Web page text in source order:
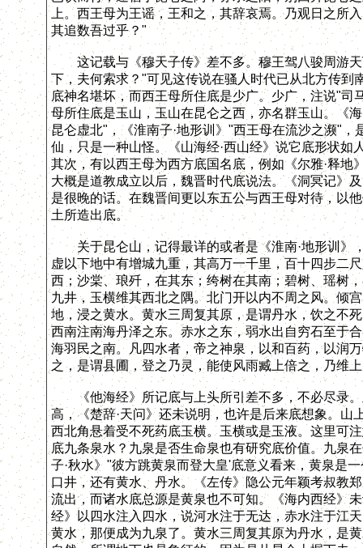
上。西王母为王谣，王和之，其辞哀焉。乃观日之所
其追数吾过乎？"
这记载与《穆天子传》差不多。穆王驾八骏周游天
下，夫何索求？"可见这传说在骚人时代已从北方传到
底神名堪坏，而西王母所住底是少广。少广，注说"司
母所住底是玉山，玉山在昆仑之西，亦名群玉山。《
昆仑虚北"，《淮南子·地形训》"西王母在流沙之濒"
仙，只是一种山怪。《山海经·西山经》说它底形状
其次，有以西王母为西方底国名底，例如《尔雅·释
大概是道教成立以后，魏晋时代底说法。《洞冥记》
是很晚的话。在魏晋间更以东五公与西王母对待，以
土所造出底。
关于昆仑山，记得最详的或者是《淮南·地形训》，
虚以下地中有增城九重，其高万一千里，百十四步二
西；沙棠、琅歼，在其东；绔树在其南；碧树、瑶树
九井，玉横维其西北之隅。北门开以内不周之风。倾
地，浸之黄水。黄水三周复其原，是谓丹水，饮之不
西南注南海丹泽之东。赤水之东，弱水出自穷石至于
海羽民之南。凡四水者，帝之神泉，以和百药，以润
之，是谓县圃，登之乃灵，能使风雨臧上倍之，乃维
《他海经》所记底与上头所引差不多，不必尽录。
高，《楚辞·天问》还未说明，也许是后来底想象。
西北角悬着受不死药底玉横。玉横或是玉液。这里可
底九条泉水？九泉是否生命泉也有研究底价值。九泉
子·秋水》"彼方跳黄泉而登大皇'底意义看来，黄泉是
口井，还有黄水、丹水。《左传》隐公元年颖考叔教
流出，而诸水底总源是黄泉也不可知。《海内西经》
经》以四水注入四水，说河水注于无达，赤水注于江
黄水，那便成为九泉了。黄水三周复其原为丹水，是